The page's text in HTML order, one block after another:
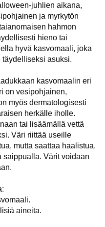
juhlien aikana,
ja myrkytön
hahmon
hieno tai
hyvä kasvomaali, joka
asuksi.
kasvomaalin eri
on vesipohjainen,
myös dermatologisesti
herkälle iholle.
tai lisäämällä vettä
Väri riittää useille
mutta saattaa haalistua.
saippualla. Värit voidaan
aineita.